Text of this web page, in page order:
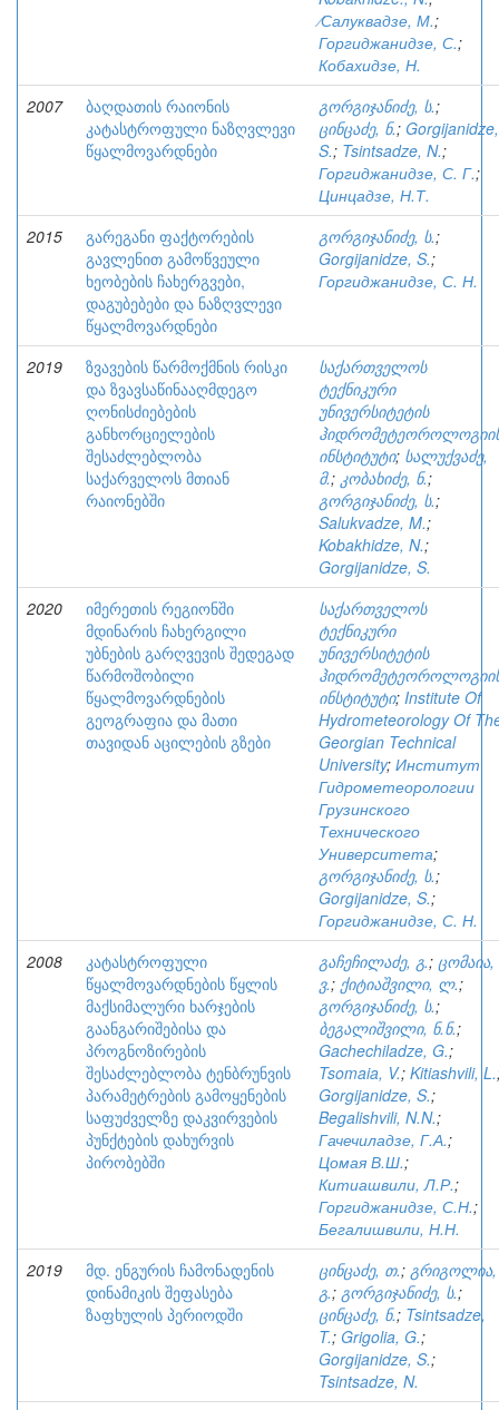
⁄Салуквадзе, М.;
Горгиджанидзе, С.;
Кобахидзе, Н.
2007
ბაღდათის რაიონის
კატასტროფული ნაზღვლევი
წყალმოვარდნები
გორგიჯანიძე, ს.;
ცინცაძე, ნ.; Gorgijanidze,
S.; Tsintsadze, N.;
Горгиджанидзе, С. Г.;
Цинцадзе, Н.Т.
2015
გარეგანი ფაქტორების
გავლენით გამოწვეული
ხეობების ჩახერგვები,
დაგუბებები და ნაზღვლევი
წყალმოვარდნები
გორგიჯანიძე, ს.;
Gorgijanidze, S.;
Горгиджанидзе, С. Н.
2019
ზვავების წარმოქმნის რისკი
და ზვავსაწინააღმდეგო
ღონისძიებების
განხორციელების
შესაძლებლობა
საქარველოს მთიან
რაიონებში
საქართველოს
ტექნიკური
უნივერსიტეტის
ინსტიტუტი; სალუქვაძე,
მ.; კობახიძე, ნ.;
გორგიჯანიძე, ს.;
Salukvadze, M.;
Kobakhidze, N.;
Gorgijanidze, S.
2020
იმერეთის რეგიონში
მდინარის ჩახერგილი
უბნების გარღვევის შედეგად
წარმოშობილი
წყალმოვარდნების
გეოგრაფია და მათი
თავიდან აცილების გზები
საქართველოს
ტექნიკური
უნივერსიტეტის
ინსტიტუტი; Institute Of
Hydrometeorology Of
Georgian Technical
University; Институт
Гидрометеорологии
Грузинского
Технического
Университета;
გორგიჯანიძე, ს.;
Gorgijanidze, S.;
Горгиджанидзе, С. Н.
2008
კატასტროფული
წყალმოვარდნების წყლის
მაქსიმალური ხარჯების
გაანგარიშებისა და
პროგნოზირების
შესაძლებლობა ტენბრუნვის
პარამეტრების გამოყენების
საფუძველზე დაკვირვების
პუნქტების დახურვის
პირობებში
გაჩეჩილაძე, გ.; ცომაია,
ვ.; ქიტიაშვილი, ლ.;
გორგიჯანიძე, ს.;
ბეგალიშვილი, ნ.ნ.;
Gachechiladze, G.;
Tsomaia, V.; Kitiashvili, L.
Gorgijanidze, S.;
Begalishvili, N.N.;
Гачечиладзе, Г.А.;
Цомая В.Ш.;
Китиашвили, Л.Р.;
Горгиджанидзе, С.Н.;
Бегалишвили, Н.Н.
2019
მდ. ენგურის ჩამონადენის
დინამიკის შეფასება
ზაფხულის პერიოდში
ცინცაძე, თ.; გრიგოლია,
გ.; გორგიჯანიძე, ს.;
ცინცაძე, ნ.; Tsintsadze,
T.; Grigolia, G.;
Gorgijanidze, S.;
Tsintsadze, N.